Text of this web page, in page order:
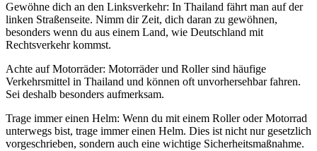
Gewöhne dich an den Linksverkehr: In Thailand fährt man auf der
linken Straßenseite. Nimm dir Zeit, dich daran zu gewöhnen,
besonders wenn du aus einem Land, wie Deutschland mit
Rechtsverkehr kommst.
Achte auf Motorräder: Motorräder und Roller sind häufige
Verkehrsmittel in Thailand und können oft unvorhersehbar fahren.
Sei deshalb besonders aufmerksam.
Trage immer einen Helm: Wenn du mit einem Roller oder Motorrad
unterwegs bist, trage immer einen Helm. Dies ist nicht nur gesetzlich
vorgeschrieben, sondern auch eine wichtige Sicherheitsmaßnahme.